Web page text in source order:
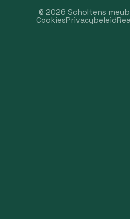
© 2026 Scholtens
CookiesPrivacybeleid